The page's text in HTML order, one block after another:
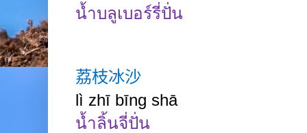
น้ำบลูเบอร์รี่ปั่น
荔枝冰沙
lì zhī bīng shā
น้ำลิ้นจี่ปั่น